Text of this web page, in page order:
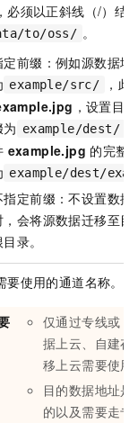
必须以正斜线（/）结
to/oss/ 。
定前缀：例如源数据地
example/src/
，
，设置目
为 example/dest/
example.jpg 的完整
example/dest/
指定前缀：不设置数据
，会将源数据迁移至目
录。
要使用的通道名称。
仅通过专线或
据上云、自建存
移上云需要使用
目的数据地址是
的以及需要走专